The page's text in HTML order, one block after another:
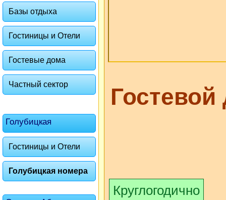
Базы отдыха
Гостиницы и Отели
Гостевые дома
Частный сектор
Голубицкая
Гостиницы и Отели
Голубицкая номера
Круглогодично